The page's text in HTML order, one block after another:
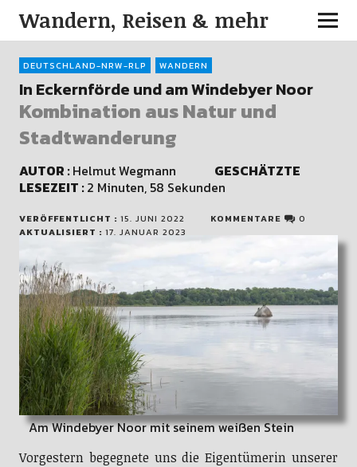
Wandern, Reisen & mehr
DEUTSCHLAND-NRW-RLP WANDERN
In Eckernförde und am Windebyer Noor
Kombination aus Natur und
Stadtwanderung
AUTOR :Helmut Wegmann GESCHÄTZTE
LESEZEIT :2 Minuten, 58 Sekunden
VERÖFFENTLICHT : 15. JUNI 2022 KOMMENTARE
0
AKTUALISIERT : 17. JANUAR 2023
Am Windebyer Noor mit seinem weißen Stein
Vorgestern begegnete uns die Eigentümerin unserer